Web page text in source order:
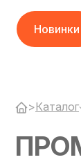
Новинки
>Каталог